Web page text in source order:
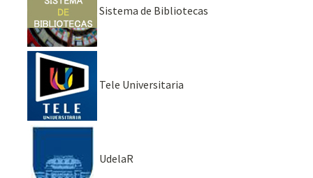
Sistema de Bibliotecas
Tele Universitaria
UdelaR